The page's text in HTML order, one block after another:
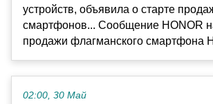
устройств, объявила о старте
смартфонов... Сообщение HONOR
продажи флагманского смартфона
02:00, 30 Май